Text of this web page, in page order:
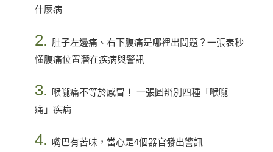
什麼病
2. 肚子左邊痛、右下腹痛是哪裡出問題？一張表秒
懂腹痛位置潛在疾病與警訊
3.
喉嚨痛不等於感冒！ 一張圖辨別四種「喉嚨
痛」疾病
4. 嘴巴有苦味，當心是4個器官發出警訊